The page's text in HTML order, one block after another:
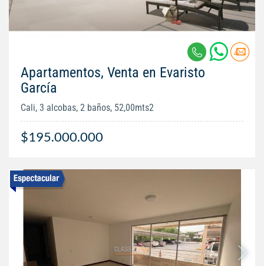
Apartamentos, Venta en Evaristo
García
Cali, 3 alcobas, 2 baños, 52,00mts2
$195.000.000